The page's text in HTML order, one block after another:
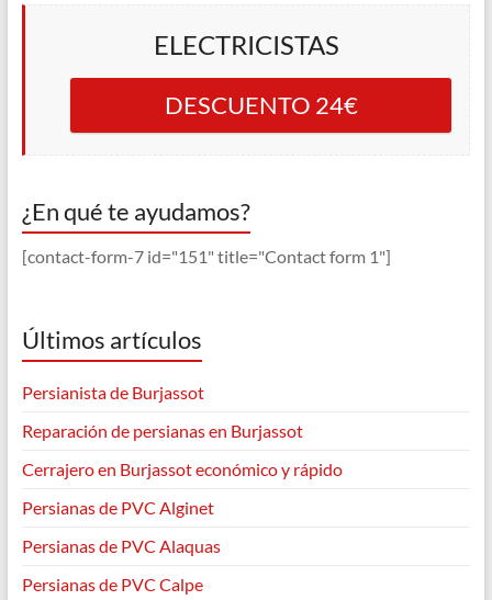
ELECTRICISTAS
DESCUENTO 24€
¿En qué te ayudamos?
[contact-form-7 id="151" title="Contact form 1"]
Últimos artículos
Persianista de Burjassot
Reparación de persianas en Burjassot
Cerrajero en Burjassot económico y rápido
Persianas de PVC Alginet
Persianas de PVC Alaquas
Persianas de PVC Calpe